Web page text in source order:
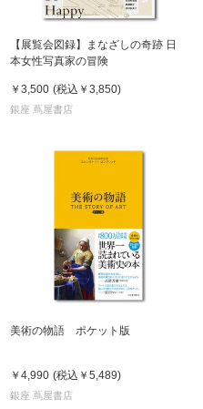
【展覧会図録】まなざしの奇跡 日
本女性写真家の冒険
￥3,500 (税込 ￥3,850)
銀座 蔦屋書店
美術の物語 ポケット版
￥4,990 (税込 ￥5,489)
銀座 蔦屋書店